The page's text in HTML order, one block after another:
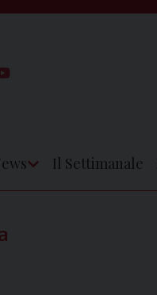
Il Settimanale